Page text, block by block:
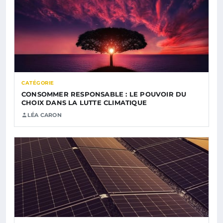
CATÉGORIE
CONSOMMER RESPONSABLE : LE POUVOIR DU
CHOIX DANS LA LUTTE CLIMATIQUE
LÉA CARON